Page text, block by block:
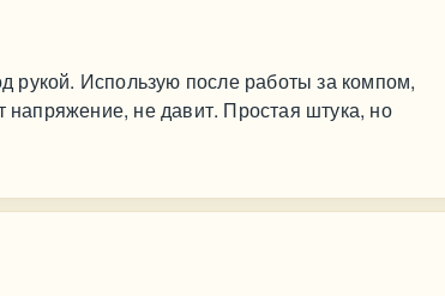
рукой. Использую после работы за компом,
напряжение, не давит. Простая штука, но